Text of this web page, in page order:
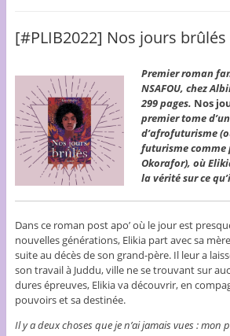
[#PLIB2022] Nos jours brûlés
Premier roman
NSAFOU, chez
299 pages. Nos
premier tome
d’afrofuturisme
futurisme comme
Okorafor), où
la vérité sur ce
Dans ce roman post apo’ où le jour est
nouvelles générations, Elikia part avec sa
suite au décès de son grand-père. Il leur a
son travail à Juddu, ville ne se trouvant sur
dures épreuves, Elikia va découvrir, en
pouvoirs et sa destinée.
Il y a deux choses que je n’ai jamais vues : mon